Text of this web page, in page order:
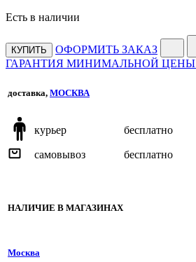
Есть в наличии
КУПИТЬ
ОФОРМИТЬ ЗАКАЗ
ГАРАНТИЯ МИНИМАЛЬНОЙ ЦЕНЫ
доставка, МОСКВА
курьер бесплатно
самовывоз бесплатно
НАЛИЧИЕ В МАГАЗИНАХ
Москва